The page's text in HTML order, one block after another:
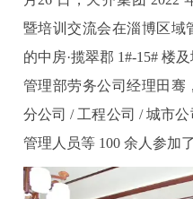
暨培训交流会在淄博区域
的中房·揽翠郡 1#-15# 楼
管理部劳务公司经理田骞
分公司 / 工程公司 / 城市
管理人员等 100 余人参加